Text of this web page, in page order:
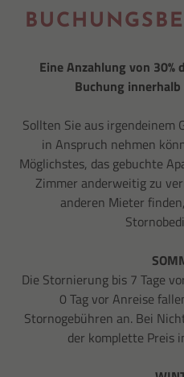
Eine Anzahlung von 30%
Buchung
Sollten Sie aus
in Anspruch nehmen
Möglichstes, das gebuchte
Zimmer anderweitig zu
anderen Mieter
Die Stornierung bis 7 Tage
0 Tag vor Anreise
Stornogebühren an. Bei
der komplette Preis